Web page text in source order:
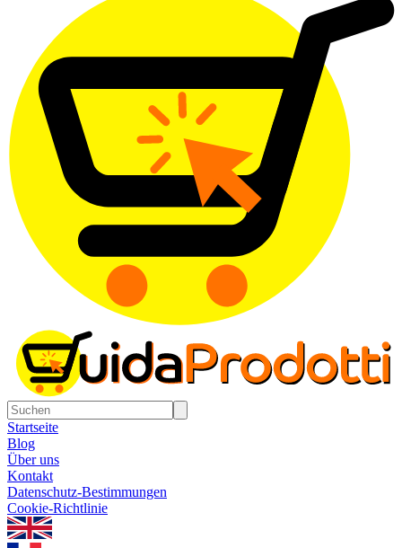
Startseite
Blog
Über uns
Kontakt
Datenschutz-Bestimmungen
Cookie-Richtlinie